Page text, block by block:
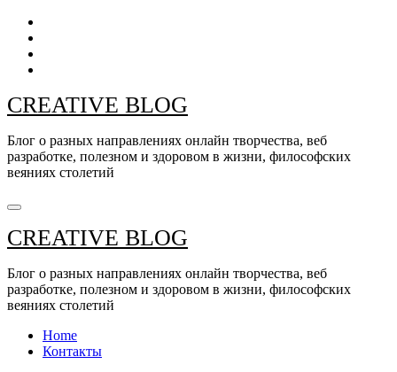
Перейти
содержанию
CREATIVE BLOG
Блог о разных направлениях онлайн творчества, веб
разработке, полезном и здоровом в жизни, философских
веяниях столетий
CREATIVE BLOG
Блог о разных направлениях онлайн творчества, веб
разработке, полезном и здоровом в жизни, философских
веяниях столетий
Home
Контакты